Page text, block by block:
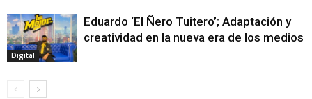
Digital
Eduardo ‘El Ñero Tuitero’; Adaptación y
creatividad en la nueva era de los medios